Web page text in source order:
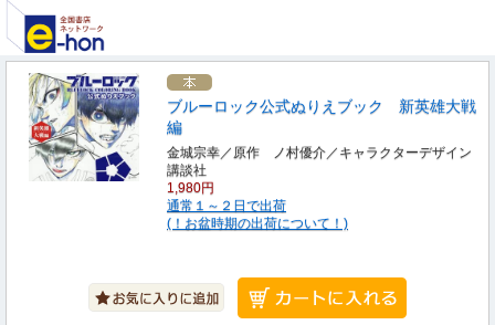
ブルーロック公式ぬりえブック 新英雄大戦
編
金城宗幸／原作 ノ村優介／キャラクターデザイン
講談社
1,980円
通常１～２日で出荷
(！お盆時期の出荷について！)